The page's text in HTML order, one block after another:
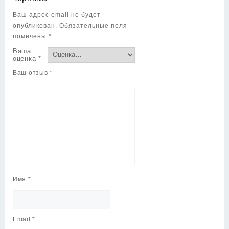
Ваш адрес email не будет
опубликован.
Обязательные поля
помечены *
Ваша
оценка *
Ваш отзыв *
Имя *
Email*